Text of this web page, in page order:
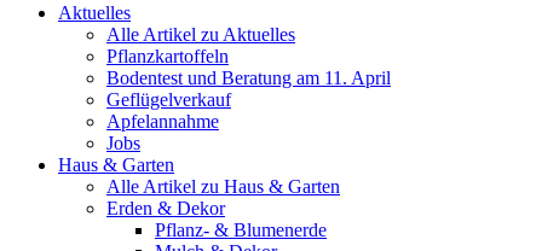
Aktuelles
Alle Artikel zu Aktuelles
Pflanzkartoffeln
Bodentest und Beratung am 11. April
Geflügelverkauf
Apfelannahme
Jobs
Haus & Garten
Alle Artikel zu Haus & Garten
Erden & Dekor
Pflanz- & Blumenerde